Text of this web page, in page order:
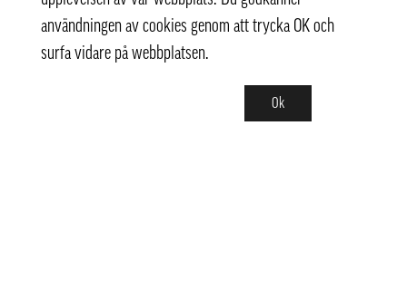
användningen av cookies genom att trycka OK och
surfa vidare på webbplatsen.
Ok